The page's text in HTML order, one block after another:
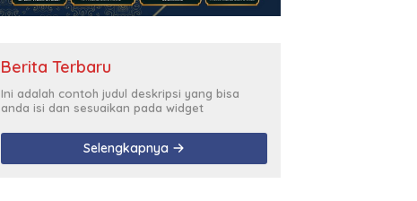
Berita Terbaru
Ini adalah contoh judul deskripsi yang bisa
anda isi dan sesuaikan pada widget
Selengkapnya